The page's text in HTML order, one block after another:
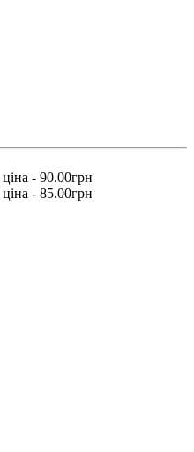
- 90.00грн
- 85.00грн